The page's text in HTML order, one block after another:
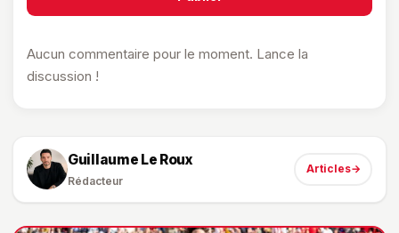
Aucun commentaire pour le moment. Lance la
discussion !
Guillaume Le Roux
Rédacteur
Articles→